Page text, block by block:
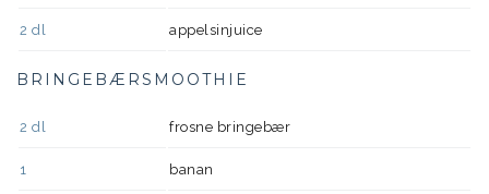
2 dl appelsinjuice
BRINGEBÆRSMOOTHIE
2 dl frosne bringebær
1 banan